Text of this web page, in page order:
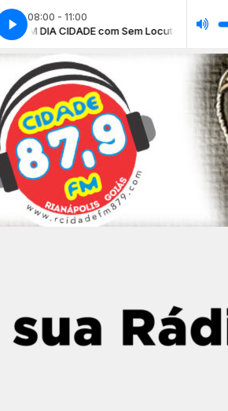
08:00 - 11:00
BOM DIA CIDADE com Sem Locutor